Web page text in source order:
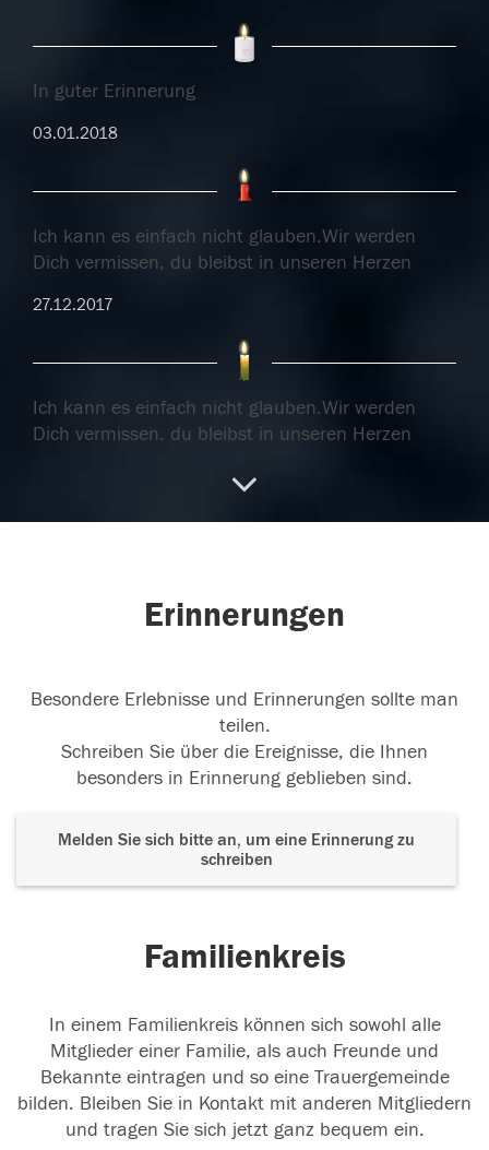
In guter Erinnerung
03.01.2018
Ich kann es einfach nicht glauben.Wir werden
Dich vermissen, du bleibst in unseren Herzen
27.12.2017
Ich kann es einfach nicht glauben.Wir werden
Dich vermissen, du bleibst in unseren Herzen
Erinnerungen
Besondere Erlebnisse und Erinnerungen sollte man
teilen.
Schreiben Sie über die Ereignisse, die Ihnen
besonders in Erinnerung geblieben sind.
Melden Sie sich bitte an, um eine Erinnerung zu
schreiben
Familienkreis
In einem Familienkreis können sich sowohl alle
Mitglieder einer Familie, als auch Freunde und
Bekannte eintragen und so eine Trauergemeinde
bilden. Bleiben Sie in Kontakt mit anderen Mitgliedern
und tragen Sie sich jetzt ganz bequem ein.